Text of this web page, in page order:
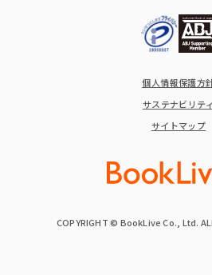
COPYRIGHT © BookLive Co., Ltd.
個人情報保護方
サステナビリティ
サイトマップ